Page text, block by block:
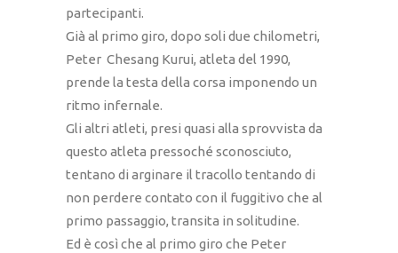
partecipanti.
Già al primo giro, dopo soli due chilometri,
Peter Chesang Kurui, atleta del 1990,
prende la testa della corsa imponendo un
ritmo infernale.
Gli altri atleti, presi quasi alla sprovvista da
questo atleta pressoché sconosciuto,
tentano di arginare il tracollo tentando di
non perdere contato con il fuggitivo che al
primo passaggio, transita in solitudine.
Ed è così che al primo giro che Peter